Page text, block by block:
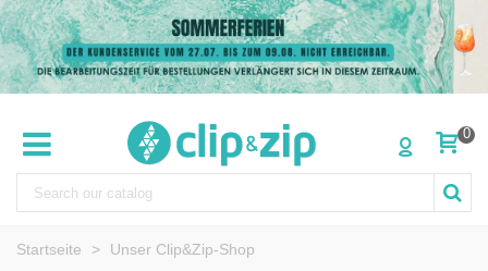
0
Startseite > Unser Clip&Zip-Shop